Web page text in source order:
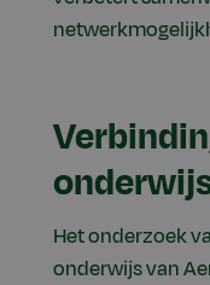
Het onderzoek
onderwijs van